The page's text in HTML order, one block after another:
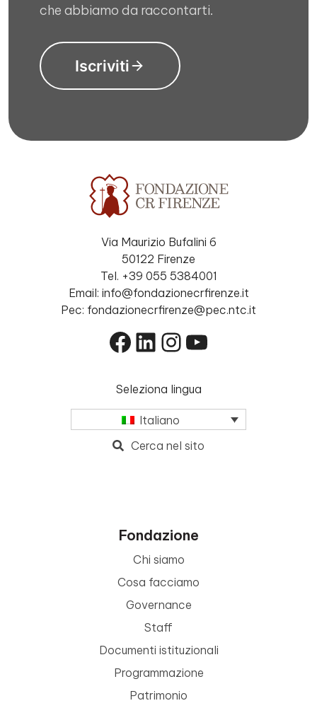
che abbiamo da raccontarti.
Iscriviti
Via Maurizio Bufalini 6
50122 Firenze
Tel. +39 055 5384001
Email: info@fondazionecrfirenze.it
Pec: fondazionecrfirenze@pec.ntc.it
Facebook
LinkedIn
Instagram
YouTube
Seleziona lingua
Italiano
Cerca nel sito
Fondazione
Chi siamo
Cosa facciamo
Governance
Staff
Documenti istituzionali
Programmazione
Patrimonio